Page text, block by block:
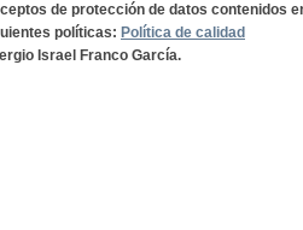
de protección de datos contenidos
políticas: Política de calidad
Israel Franco García.